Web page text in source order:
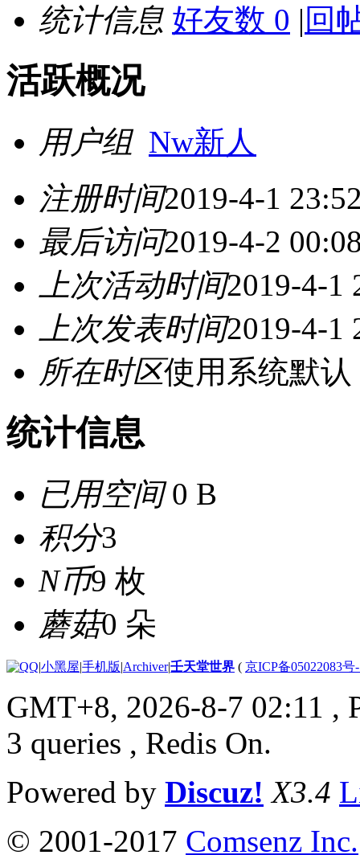
统计信息 好友数 0 | 回
活跃概况
用户组 Nw新人
注册时间2019-4-1
最后访问2019-4-2
上次活动时间2019-4-1
上次发表时间2019-4-1
所在时区使用系统默认
统计信息
已用空间0 B
积分3
N币9 枚
蘑菇0 朵
|小黑屋|手机版|Archiver|壬天堂世界 ( 京ICP备05022083号
GMT+8, 2026-8-7 02:11 ,
3 queries , Redis On.
Powered by Discuz! X3.4
© 2001-2017 Comsenz Inc.